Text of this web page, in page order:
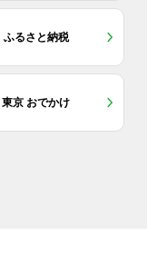
ふるさと納税
東京 おでかけ